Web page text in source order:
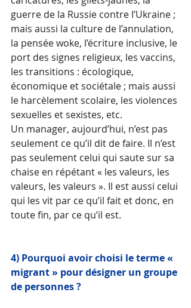
guerre de la Russie contre l’Ukraine ;
mais aussi la culture de l’annulation,
la pensée woke, l’écriture inclusive, le
port des signes religieux, les vaccins,
les transitions : écologique,
économique et sociétale ; mais aussi
le harcèlement scolaire, les violences
sexuelles et sexistes, etc.
Un manager, aujourd’hui, n’est pas
seulement ce qu’il dit de faire. Il n’est
pas seulement celui qui saute sur sa
chaise en répétant « les valeurs, les
valeurs, les valeurs ». Il est aussi celui
qui les vit par ce qu’il fait et donc, en
toute fin, par ce qu’il est.
4) Pourquoi avoir choisi le terme «
migrant » pour désigner un groupe
de personnes ?